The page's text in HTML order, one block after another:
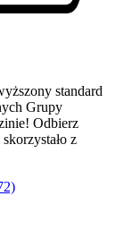
standard
Grupy
Odbierz
z